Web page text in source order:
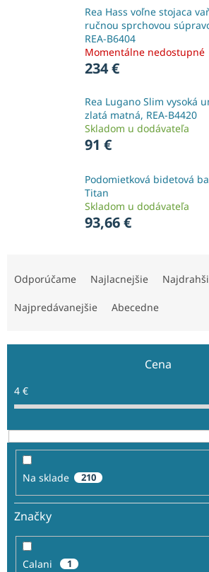
Rea Hass voľne stojaca
ručnou sprchovou
REA-B6404
Momentálne nedostupné
234 €
Rea Lugano Slim vysoká
zlatá matná, REA-B4420
Skladom u dodávateľa
91 €
Podomietková bidetová
Titan
Skladom u dodávateľa
93,66 €
o
u
k
Odporúčame Najlacnejšie
Najpredávanejšie Abecedne
Cena
4 €
Na sklade 210
Značky
Calani 1